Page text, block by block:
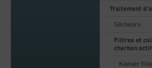
Traitement
Sécheurs
Filtres et
charbon actif
Kaeser